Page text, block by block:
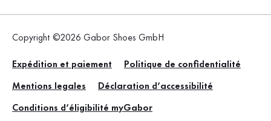
Copyright ©2026 Gabor Shoes GmbH
Expédition et paiement Politique de confidentialité
Mentions legales Déclaration d’accessibilité
Conditions d’éligibilité myGabor